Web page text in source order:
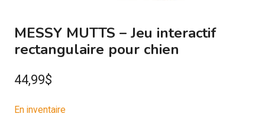
MESSY MUTTS – Jeu interactif
rectangulaire pour chien
44,99$
En inventaire